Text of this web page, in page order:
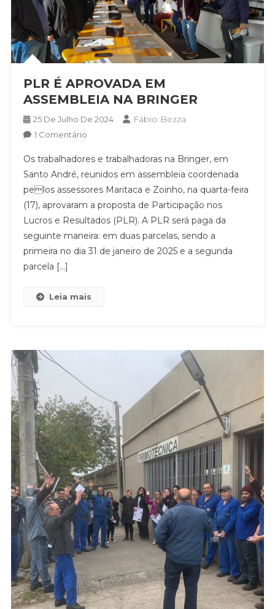
PLR É APROVADA EM
ASSEMBLEIA NA BRINGER
25 De Julho De 2024 Fábio Bezza
1 ComentárioEm
É
APROVADA
EM
ASSEMBLEIA
NA
BRINGER
Os trabalhadores e trabalhadoras na Bringer, em
Santo André, reunidos em assembleia coordenada
pelos assessores Maritaca e Zoinho, na quarta-feira
(17), aprovaram a proposta de Participação nos
Lucros e Resultados (PLR). A PLR será paga da
seguinte maneira: em duas parcelas, sendo a
primeira no dia 31 de janeiro de 2025 e a segunda
parcela […]
Leia mais